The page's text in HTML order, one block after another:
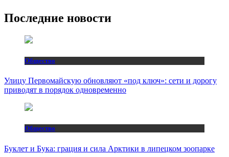
Последние новости
Общество
Улицу Первомайскую обновляют «под ключ»: сети и дорогу
приводят в порядок одновременно
Общество
Буклет и Бука: грация и сила Арктики в липецком зоопарке